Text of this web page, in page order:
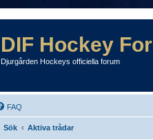
DIF Hockey
Djurgården Hockeys officiella forum
FAQ
Sök Aktiva trådar